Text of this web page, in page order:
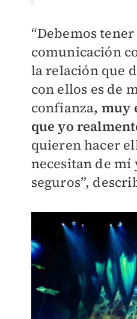
“Debemos
comunicación
la relación que
con ellos es de
confianza, muy
que yo
quieren hacer
necesitan de
seguros”,